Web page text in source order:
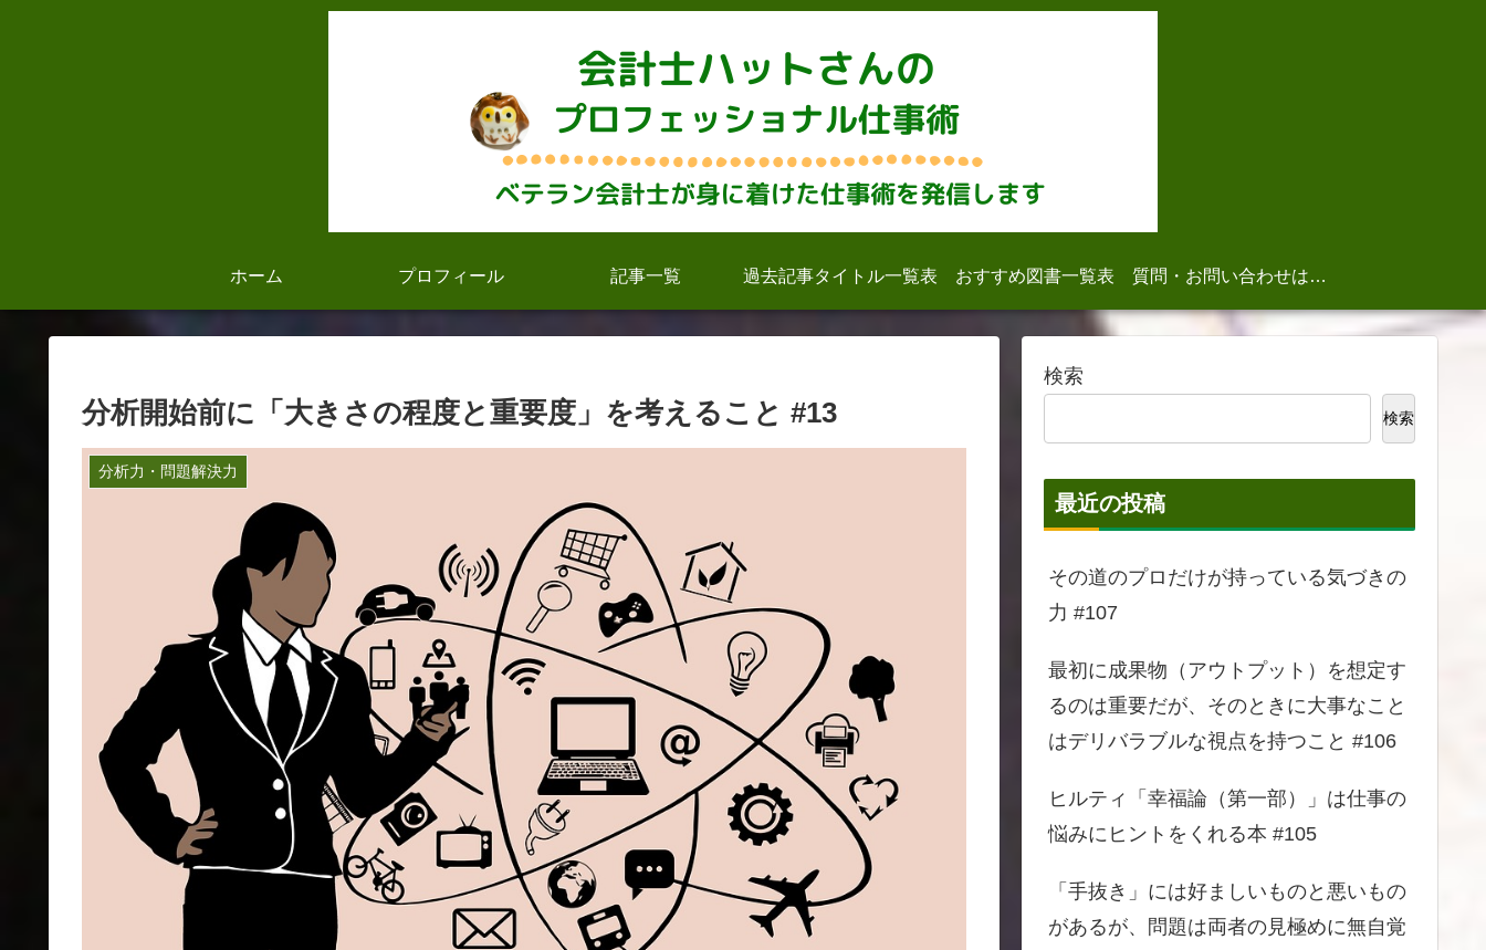
ホーム プロフィール 記事一覧 過去記事タイトル一覧表 おすすめ図書一覧表 質問・お問い合わせはこちら
分析開始前に「大きさの程度と重要度」を考えること #13
分析力・問題解決力
検索
検索
最近の投稿
その道のプロだけが持っている気づきの
力 #107
最初に成果物（アウトプット）を想定す
るのは重要だが、そのときに大事なこと
はデリバラブルな視点を持つこと #106
ヒルティ「幸福論（第一部）」は仕事の
悩みにヒントをくれる本 #105
「手抜き」には好ましいものと悪いもの
があるが、問題は両者の見極めに無自覚